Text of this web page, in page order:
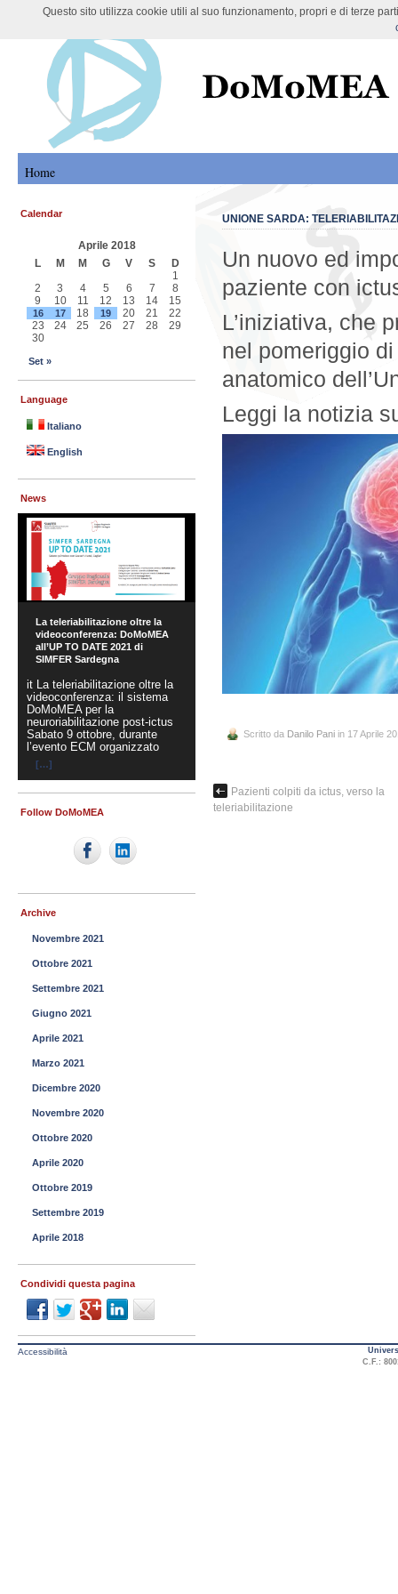
DoMoMEA Project
Home
UNIONE SARDA:
Un nuovo ed
paziente con
L’iniziativa, che
nel pomeriggio
anatomico
Leggi la notizia
Scritto da Danilo Pani in 17 Aprile
Pazienti colpiti da ictus, verso la
teleriabilitazione
Calendar
Aprile 2018
L
M M G V S
D
1
2
3 4 5 6 7
8
9
10 11 12 13 14 15
16 17 18 19 20 21
22
23
24 25 26 27 28
29
30
Set »
Language
Italiano
English
News
La teleriabilitazione oltre la
videoconferenza: DoMoMEA
all’UP TO DATE 2021 di
SIMFER Sardegna
it La teleriabilitazione oltre la
videoconferenza: il sistema
DoMoMEA per la
neuroriabilitazione post-ictus
Sabato 9 ottobre, durante
l’evento ECM organizzato
[…]
Follow DoMoMEA
Archive
Novembre 2021
Ottobre 2021
Settembre 2021
Giugno 2021
Aprile 2021
Marzo 2021
Dicembre 2020
Novembre 2020
Ottobre 2020
Aprile 2020
Ottobre 2019
Settembre 2019
Aprile 2018
Condividi questa pagina
Accessibilità
C.F.:
Questo sito utilizza cookie utili al suo funzionamento, propri e di terze